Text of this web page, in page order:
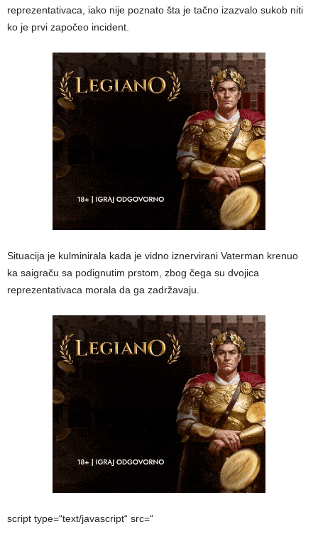
reprezentativaca, iako nije poznato šta je tačno izazvalo sukob niti
ko je prvi započeo incident.
Situacija je kulminirala kada je vidno iznervirani Vaterman krenuo
ka saigraču sa podignutim prstom, zbog čega su dvojica
reprezentativaca morala da ga zadržavaju.
script type=“text/javascript“ src=“